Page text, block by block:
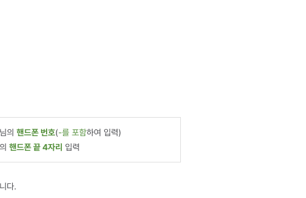
의 핸드폰 번호(-를 포함하여 입력)
핸드폰 끝 4자리 입력
다.